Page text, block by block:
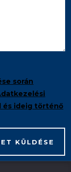
során
ideig történő
KÜLDÉSE